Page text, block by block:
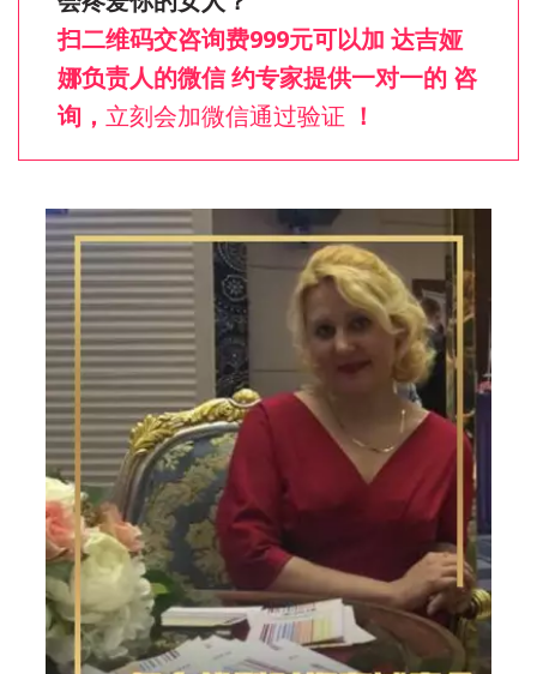
扫二维码交咨询费999元可以加 达吉娅
娜负责人的微信 约专家提供一对一的 咨
询， 立刻会加微信通过验证 ！